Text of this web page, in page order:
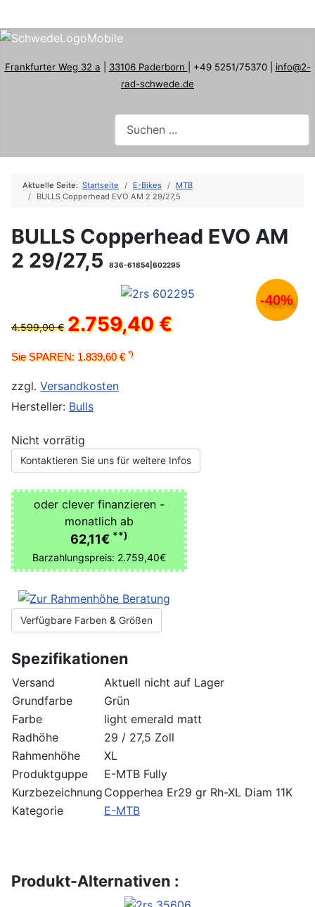
Frankfurter Weg 32 a 33106 Paderborn | +49 5251/75370 | info@2-
rad-schwede.de
Aktuelle Seite: Startseite E-Bikes
MTB
BULLS Copperhead EVO AM 2 29/27,5
BULLS Copperhead EVO AM
2 29/27,5
836-61854|602295
-40%
4.599,00 € 2.759,40 €
Sie SPAREN: 1.839,60 €*)
zzgl. Versandkosten
Hersteller: Bulls
Nicht vorrätig
Kontaktieren Sie uns für weitere Infos
oder clever finanzieren -
monatlich ab
62,11€ **)
Barzahlungspreis: 2.759,40€
Verfügbare Farben & Größen
Spezifikationen
Versand
Aktuell nicht auf Lager
Grundfarbe
Grün
Farbe
light emerald matt
Radhöhe
29 / 27,5 Zoll
Rahmenhöhe
XL
Produktguppe
E-MTB Fully
Kurzbezeichnung Copperhea Er29 gr Rh-XL Diam 11K
Kategorie
E-MTB
Produkt-Alternativen :